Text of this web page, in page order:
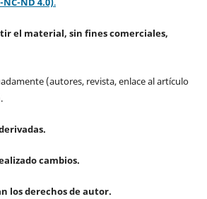
el material, sin fines comerciales,
(autores, revista, enlace al artículo
cambios.
los derechos de autor.